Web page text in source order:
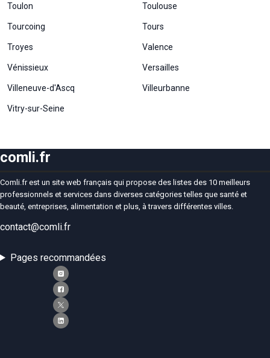
Toulon Toulouse
Tourcoing Tours
Troyes Valence
Vénissieux Versailles
Villeneuve-d'Ascq Villeurbanne
Vitry-sur-Seine
comli.fr
Comli.fr est un site web français qui propose des listes des 10 meilleurs
professionnels et services dans diverses catégories telles que santé et
beauté, entreprises, alimentation et plus, à travers différentes villes.
contact@comli.fr
Pages recommandées